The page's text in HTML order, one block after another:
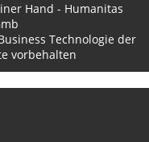
Hand - Humanitas
Technologie der
vorbehalten